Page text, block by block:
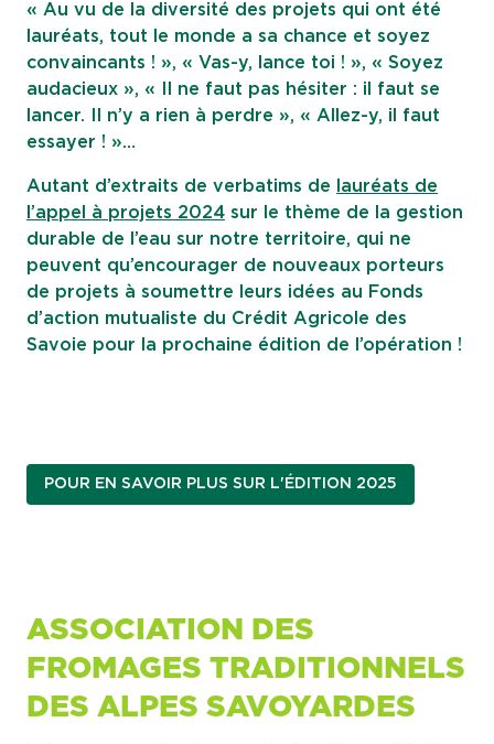
« Au vu de la diversité des projets qui ont été
lauréats, tout le monde a sa chance et soyez
convaincants ! », « Vas-y, lance toi ! », « Soyez
audacieux », « Il ne faut pas hésiter : il faut se
lancer. Il n’y a rien à perdre », « Allez-y, il faut
essayer ! »…
Autant d’extraits de verbatims de
lauréats de
l’appel à projets 2024 sur le thème de la gestion
durable de l’eau sur notre territoire, qui ne
peuvent qu’encourager de nouveaux porteurs
de projets à soumettre leurs idées au Fonds
d’action mutualiste du Crédit Agricole des
Savoie pour la prochaine édition de l’opération !
POUR EN SAVOIR PLUS SUR L'ÉDITION 2025
ASSOCIATION DES
FROMAGES TRADITIONNELS
DES ALPES SAVOYARDES